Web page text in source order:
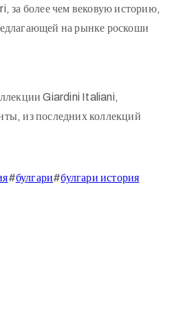
за более чем вековую историю,
на рынке роскоши
Giardini Italiani,
из последних коллекций
#булгари#булгари история